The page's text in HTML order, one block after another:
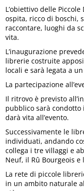
L’obiettivo delle
ospita, ricco di boschi,
raccontare, luoghi da
vita.
L’inaugurazione
librerie costruite
locali e sarà legata a
La partecipazione
Il ritrovo è previsto
pubblico sarà condotto
darà vita all’evento.
Successivamente le
individuati, andando
collega i tre villaggi e
Neuf, il Rû Bourgeois
La rete di piccole
in un ambito naturale